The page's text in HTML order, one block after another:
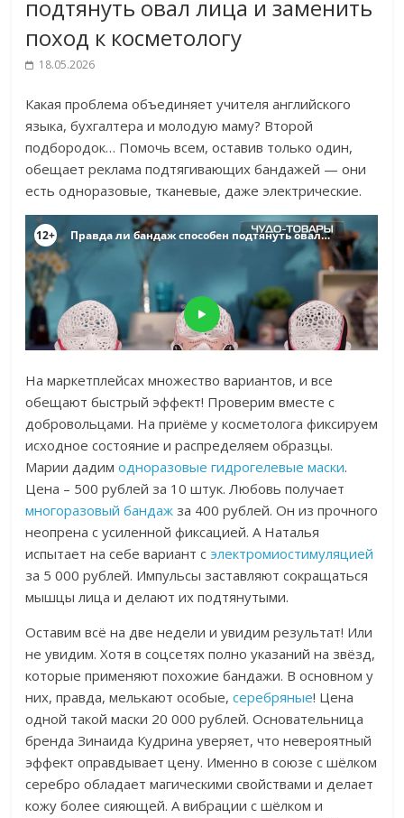
подтянуть овал лица и заменить
поход к косметологу
18.05.2026
Какая проблема объединяет учителя английского
языка, бухгалтера и молодую маму? Второй
подбородок… Помочь всем, оставив только один,
обещает реклама подтягивающих бандажей — они
есть одноразовые, тканевые, даже электрические.
На маркетплейсах множество вариантов, и все
обещают быстрый эффект! Проверим вместе с
добровольцами. На приёме у косметолога фиксируем
исходное состояние и распределяем образцы.
Марии дадимодноразовые гидрогелевые маски.
Цена – 500 рублей за 10 штук. Любовь получает
многоразовый бандаж за 400 рублей. Он из прочного
неопрена с усиленной фиксацией. А Наталья
испытает на себе вариант сэлектромиостимуляцией
за 5 000 рублей. Импульсы заставляют сокращаться
мышцы лица и делают их подтянутыми.
Оставим всё на две недели и увидим результат! Или
не увидим. Хотя в соцсетях полно указаний на звёзд,
которые применяют похожие бандажи. В основном у
них, правда, мелькают особые,серебряные! Цена
одной такой маски 20 000 рублей. Основательница
бренда Зинаида Кудрина уверяет, что невероятный
эффект оправдывает цену. Именно в союзе с шёлком
серебро обладает магическими свойствами и делает
кожу более сияющей. А вибрации с шёлком и